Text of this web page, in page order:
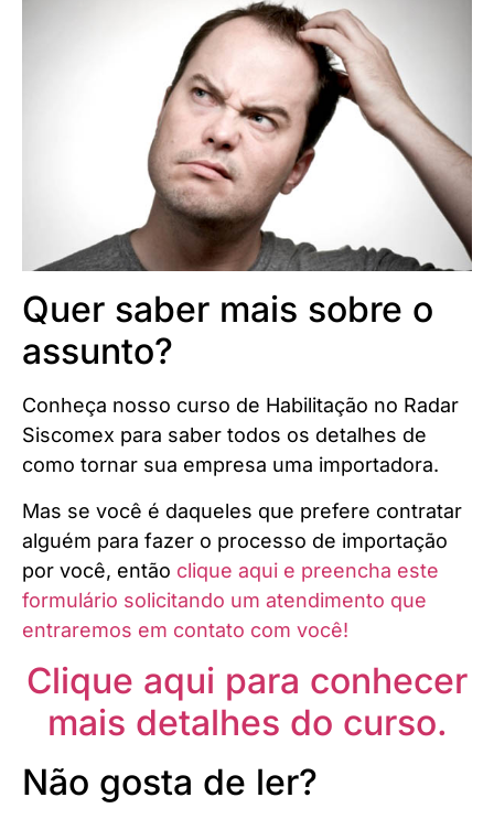
Quer saber mais sobre o
assunto?
Conheça nosso curso de Habilitação no Radar
Siscomex para saber todos os detalhes de
como tornar sua empresa uma importadora.
Mas se você é daqueles que prefere contratar
alguém para fazer o processo de importação
por você, então clique aqui e preencha este
formulário solicitando um atendimento que
entraremos em contato com você!
Clique aqui para conhecer
mais detalhes do curso.
Não gosta de ler?